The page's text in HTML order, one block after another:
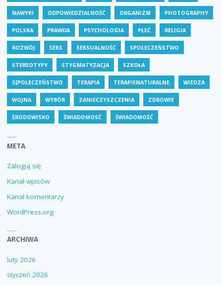
NAWYKI ODPOWIEDZIALNOŚĆ ORGANIZM PHOTOGRAPHY
POLSKA PRAWDA PSYCHOLOGIA PŁEĆ RELIGIA
ROZWÓJ SEKS SEKSUALNOŚĆ SPOŁECZEŃSTWO
STEREOTYPY STYGMATYZACJA SZKOŁA
S[POŁECZEŃSTWO TERAPIA TERAPIENATURALNE WIEDZA
WOJNA WYBÓR ZANIECZYSZCZENIA ZDROWIE
ŚRODOWISKO ŚWIADOMOSĆ ŚWIADOMOŚĆ
META
Zaloguj się
Kanał wpisów
Kanał komentarzy
WordPress.org
ARCHIWA
luty 2026
styczeń 2026